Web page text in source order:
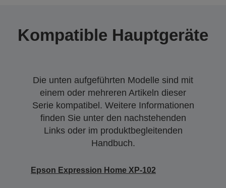
Kompatible Hauptgeräte
Die unten aufgeführten Modelle sind mit
einem oder mehreren Artikeln dieser
Serie kompatibel. Weitere Informationen
finden Sie unter den nachstehenden
Links oder im produktbegleitenden
Handbuch.
Epson Expression Home XP-102